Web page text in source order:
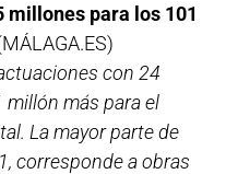
millones para los 101
con 24
millón más para el
La mayor parte de
corresponde a obras